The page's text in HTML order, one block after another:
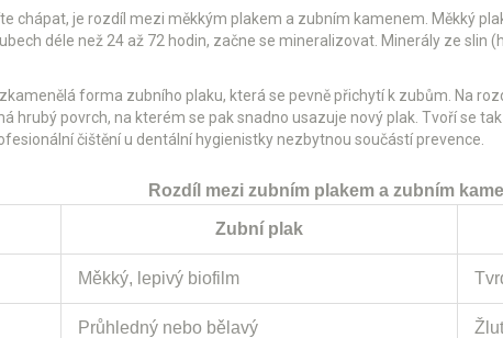
chápat, je rozdíl mezi měkkým plakem a zubním kamenem. Měkký
déle než 24 až 72 hodin, začne se mineralizovat. Minerály ze slin
forma zubního plaku, která se pevně přichytí k zubům . Na
hrubý povrch, na kterém se pak snadno usazuje nový plak. Tvoří se
čištění u dentální hygienistky nezbytnou součástí prevence.
Rozdíl mezi zubním plakem a zubním
Zubní plak
Měkký, lepivý biofilm
Průhledný nebo bělavý